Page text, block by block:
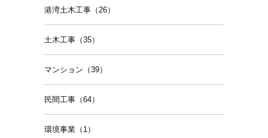
港湾土木工事（26）
土木工事（35）
マンション（39）
民間工事（64）
環境事業（1）